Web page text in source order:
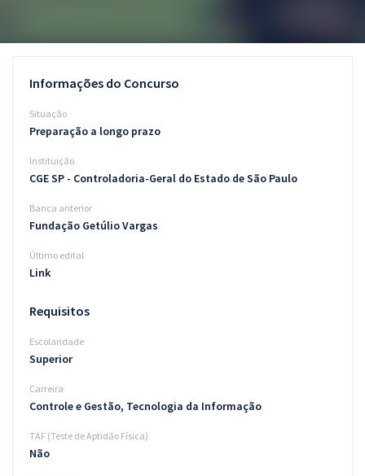
Conteúdo gratuito
Blog
Informações do Concurso
Situação
Preparação a longo prazo
Instituição
CGE SP - Controladoria-Geral do Estado de São Paulo
Banca anterior
Fundação Getúlio Vargas
Último edital
Link
Requisitos
Escolaridade
Superior
Carreira
Controle e Gestão, Tecnologia da Informação
TAF (Teste de Aptidão Física)
Não